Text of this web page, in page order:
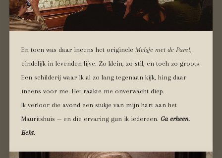
En toen was daar ineens het originele Meisje met de Parel
eindelijk in levenden lijve. Zo klein, zo stil, en toch zo groots.
Een schilderij waar ik al zo lang tegenaan kijk, hing daar
ineens voor me. Het raakte me onverwacht diep.
Ik verloor die avond een stukje van mijn hart aan het
Mauritshuis — en die ervaring gun ik iedereen. Ga erheen.
Echt.